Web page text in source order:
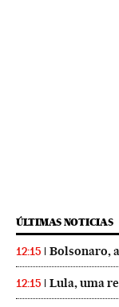
ÚLTIMAS NOTICIAS
12:15 Bolsonaro,
12:15 Lula, uma